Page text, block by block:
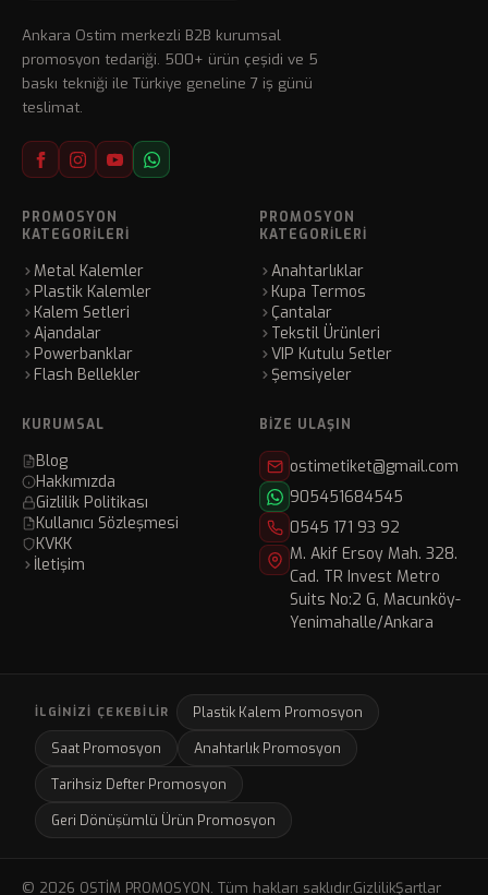
Ankara Ostim merkezli B2B kurumsal
promosyon tedariği. 500+ ürün çeşidi ve 5
baskı tekniği ile Türkiye geneline 7 iş günü
teslimat.
PROMOSYON
KATEGORILERI
Metal Kalemler
Plastik Kalemler
Kalem Setleri
Ajandalar
Powerbanklar
Flash Bellekler
PROMOSYON
KATEGORILERI
Anahtarlıklar
Kupa Termos
Çantalar
Tekstil Ürünleri
VIP Kutulu Setler
Şemsiyeler
KURUMSAL
Blog
Hakkımızda
Gizlilik Politikası
Kullanıcı Sözleşmesi
KVKK
İletişim
BIZE ULAŞIN
ostimetiket@gmail.com
905451684545
0545 171 93 92
M. Akif Ersoy Mah. 328.
Cad. TR Invest Metro
Suits No:2 G, Macunköy-
Yenimahalle/Ankara
İLGINIZI ÇEKEBILIR
Plastik Kalem Promosyon
Saat Promosyon
Anahtarlık Promosyon
Tarihsiz Defter Promosyon
Geri Dönüşümlü Ürün Promosyon
© 2026 OSTİM PROMOSYON. Tüm hakları saklıdır.GizlilikŞartlar